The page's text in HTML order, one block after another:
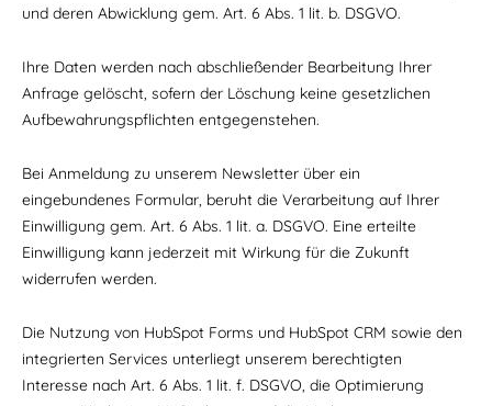
und deren Abwicklung gem. Art. 6 Abs. 1 lit. b. DSGVO.
Ihre Daten werden nach abschließender Bearbeitung Ihrer
Anfrage gelöscht, sofern der Löschung keine gesetzlichen
Aufbewahrungspflichten entgegenstehen.
Bei Anmeldung zu unserem Newsletter über ein
eingebundenes Formular, beruht die Verarbeitung auf Ihrer
Einwilligung gem. Art. 6 Abs. 1 lit. a. DSGVO. Eine erteilte
Einwilligung kann jederzeit mit Wirkung für die Zukunft
widerrufen werden.
Die Nutzung von HubSpot Forms und HubSpot CRM sowie den
integrierten Services unterliegt unserem berechtigten
Interesse nach Art. 6 Abs. 1 lit. f. DSGVO, die Optimierung